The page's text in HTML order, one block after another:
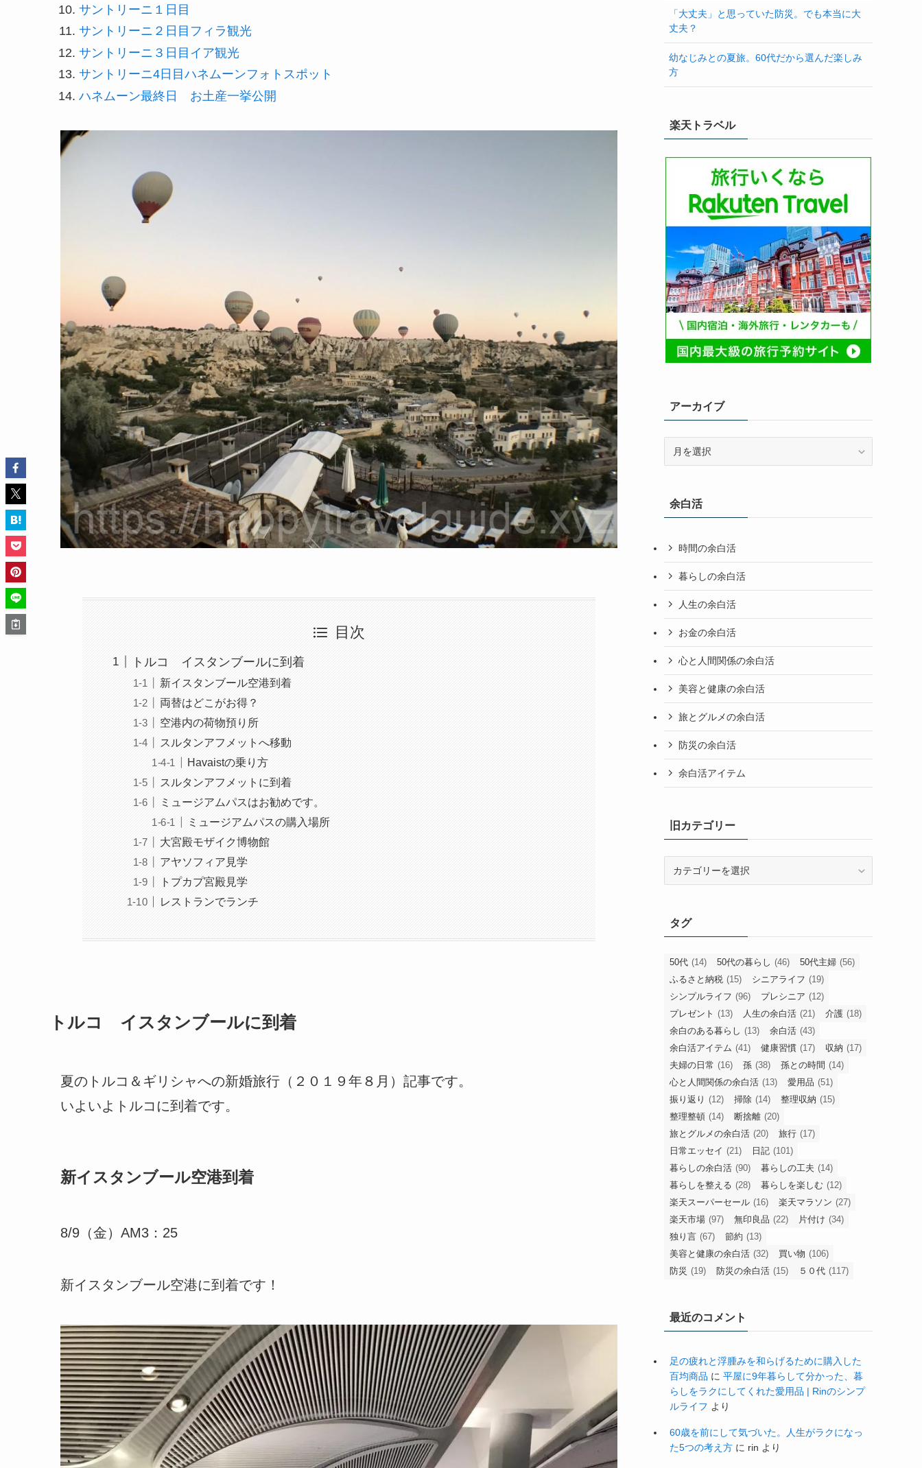
サントリーニ１日目
サントリーニ２日目フィラ観光
サントリーニ３日目イア観光
サントリーニ4日目ハネムーンフォトスポット
ハネムーン最終日 お土産一挙公開
目次
トルコ イスタンブールに到着
新イスタンブール空港到着
両替はどこがお得？
空港内の荷物預り所
スルタンアフメットへ移動
Havaistの乗り方
スルタンアフメットに到着
ミュージアムパスはお勧めです。
ミュージアムパスの購入場所
大宮殿モザイク博物館
アヤソフィア見学
トプカプ宮殿見学
レストランでランチ
トルコ イスタンブールに到着
夏のトルコ＆ギリシャへの新婚旅行（２０１９年８月）記事です。
いよいよトルコに到着です。
新イスタンブール空港到着
8/9（金）AM3：25
新イスタンブール空港に到着です！
「大丈夫」と思っていた防災。でも本当に大
丈夫？
幼なじみとの夏旅。60代だから選んだ楽しみ
方
楽天トラベル
アーカイブ
ブ余白活
時間の余白活
暮らしの余白活
人生の余白活
お金の余白活
心と人間関係の余白活
美容と健康の余白活
旅とグルメの余白活
防災の余白活
余白活アイテム
旧カテゴリー
リ
ー
タグ
50代 (14) 50代の暮らし (46) 50代主婦 (56)
ふるさと納税 (15) シニアライフ (19)
シンプルライフ (96) プレシニア (12)
プレゼント (13) 人生の余白活 (21) 介護 (18)
余白のある暮らし (13) 余白活 (43)
余白活アイテム (41) 健康習慣 (17) 収納 (17)
夫婦の日常 (16) 孫 (38) 孫との時間 (14)
心と人間関係の余白活 (13) 愛用品 (51)
振り返り (12) 掃除 (14) 整理収納 (15)
整理整頓 (14) 断捨離 (20)
旅とグルメの余白活 (20) 旅行 (17)
日常エッセイ (21) 日記 (101)
暮らしの余白活 (90) 暮らしの工夫 (14)
暮らしを整える (28) 暮らしを楽しむ (12)
楽天スーパーセール (16) 楽天マラソン (27)
楽天市場 (97) 無印良品 (22) 片付け (34)
独り言 (67) 節約 (13)
美容と健康の余白活 (32) 買い物 (106)
防災 (19) 防災の余白活 (15) ５０代 (117)
最近のコメント
足の疲れと浮腫みを和らげるために購入した
百均商品 に 平屋に9年暮らして分かった、暮
らしをラクにしてくれた愛用品 | Rinのシンプ
ルライフ より
60歳を前にして気づいた。人生がラクになっ
た5つの考え方 に rin より